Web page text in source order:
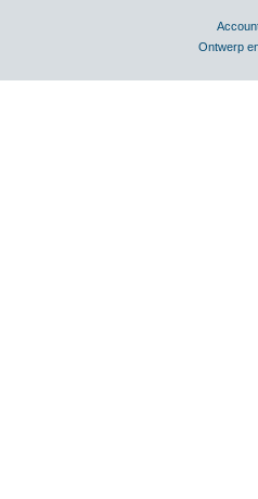
Ontwerp